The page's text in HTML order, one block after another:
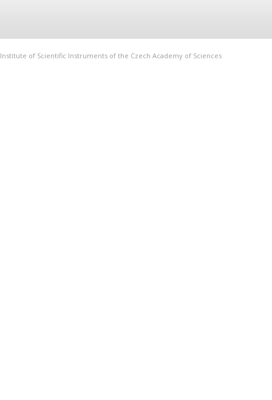
Institute of Scientific Instruments of the Czech Academy of Sciences